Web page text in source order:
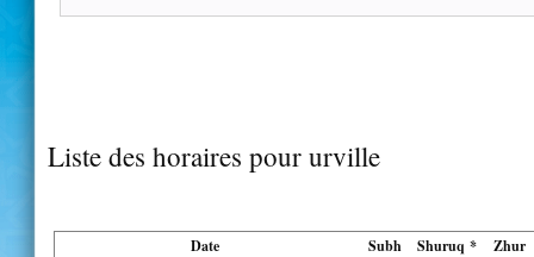
Liste des horaires pour urville
Date Subh Shuruq * Zhur